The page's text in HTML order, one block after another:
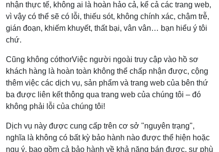
nhận thực tế, không ai là hoàn hảo cả, kể cả các trang web,
vì vậy có thể sẽ có lỗi, thiếu sót, không chính xác, chậm trễ,
gián đoạn, khiếm khuyết, thất bại, vân vân… bạn hiểu ý tôi
chứ.
Cũng không cóthorViệc người ngoài truy cập vào hồ sơ
khách hàng là hoàn toàn không thể chấp nhận được, cộng
thêm việc các dịch vụ, sản phẩm và trang web của bên thứ
ba được liên kết thông qua trang web của chúng tôi – đó
không phải lỗi của chúng tôi!
Dịch vụ này được cung cấp trên cơ sở "nguyên trạng",
nghĩa là không có bất kỳ bảo hành nào được thể hiện hoặc
ngụ ý, bao gồm cả bảo hành về khả năng bán được, sự phù